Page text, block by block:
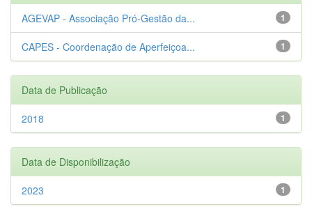
1
AGEVAP - Associação Pró-Gestão da...
1
CAPES - Coordenação de Aperfeiçoa...
Data de Publicação
1
2018
Data de Disponibilização
1
2023